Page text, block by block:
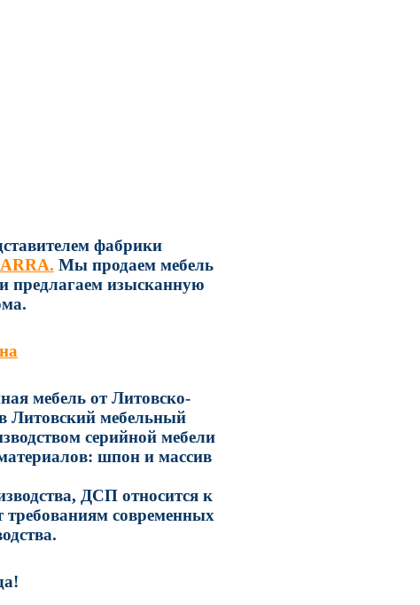
фабрики
. Мы продаем мебель
изысканную
мебель от Литовско-
Литовский мебельный
серийной мебели
шпон и массив
ДСП относится к
требованиям современных